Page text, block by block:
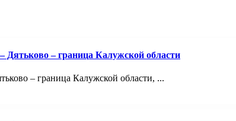
Дятьково – граница Калужской области
– граница Калужской области, ...